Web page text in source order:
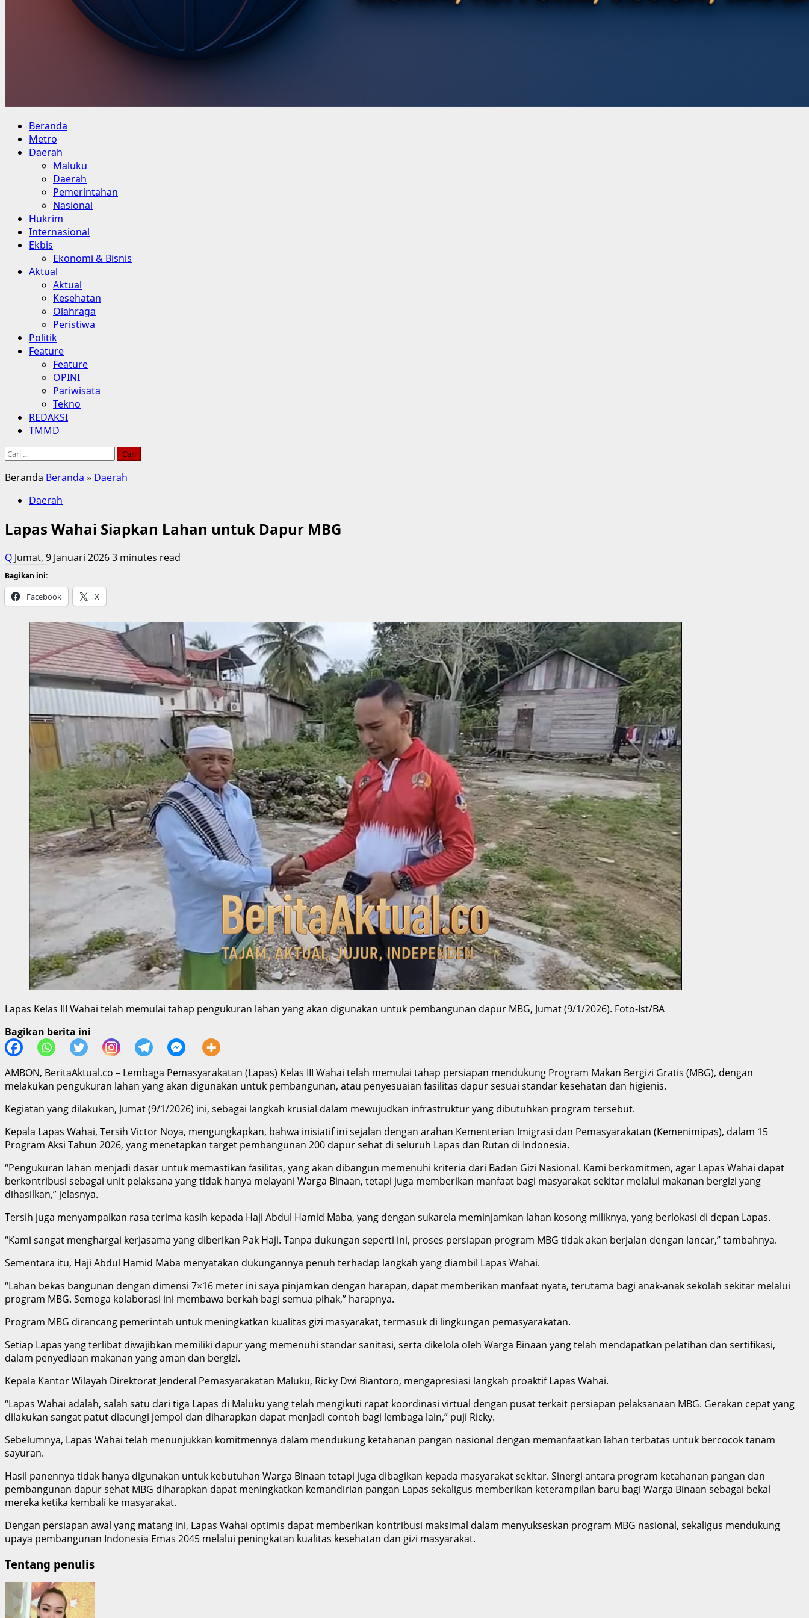
Primary
Menu
Beranda
Metro
Daerah
Maluku
Daerah
Pemerintahan
Nasional
Hukrim
Internasional
Ekbis
Ekonomi & Bisnis
Aktual
Aktual
Kesehatan
Olahraga
Peristiwa
Politik
Feature
Feature
OPINI
Pariwisata
Tekno
REDAKSI
TMMD
Cari
Beranda Beranda » Daerah
Daerah
Lapas Wahai Siapkan Lahan untuk Dapur MBG
Q Jumat, 9 Januari 20263 minutes read
Bagikan ini:
Facebook X
Lapas Kelas III Wahai telah memulai tahap pengukuran lahan yang akan digunakan untuk pembangunan dapur MBG, Jumat (9/1/2026). Foto-Ist/BA
Bagikan berita ini
AMBON, BeritaAktual.co – Lembaga Pemasyarakatan (Lapas) Kelas III Wahai telah memulai tahap persiapan mendukung Program Makan Bergizi Gratis (MBG), dengan
melakukan pengukuran lahan yang akan digunakan untuk pembangunan, atau penyesuaian fasilitas dapur sesuai standar kesehatan dan higienis.
Kegiatan yang dilakukan, Jumat (9/1/2026) ini, sebagai langkah krusial dalam mewujudkan infrastruktur yang dibutuhkan program tersebut.
Kepala Lapas Wahai, Tersih Victor Noya, mengungkapkan, bahwa inisiatif ini sejalan dengan arahan Kementerian Imigrasi dan Pemasyarakatan (Kemenimipas), dalam 15
Program Aksi Tahun 2026, yang menetapkan target pembangunan 200 dapur sehat di seluruh Lapas dan Rutan di Indonesia.
“Pengukuran lahan menjadi dasar untuk memastikan fasilitas, yang akan dibangun memenuhi kriteria dari Badan Gizi Nasional. Kami berkomitmen, agar Lapas Wahai dapat
berkontribusi sebagai unit pelaksana yang tidak hanya melayani Warga Binaan, tetapi juga memberikan manfaat bagi masyarakat sekitar melalui makanan bergizi yang
dihasilkan,” jelasnya.
Tersih juga menyampaikan rasa terima kasih kepada Haji Abdul Hamid Maba, yang dengan sukarela meminjamkan lahan kosong miliknya, yang berlokasi di depan Lapas.
“Kami sangat menghargai kerjasama yang diberikan Pak Haji. Tanpa dukungan seperti ini, proses persiapan program MBG tidak akan berjalan dengan lancar,” tambahnya.
Sementara itu, Haji Abdul Hamid Maba menyatakan dukungannya penuh terhadap langkah yang diambil Lapas Wahai.
“Lahan bekas bangunan dengan dimensi 7×16 meter ini saya pinjamkan dengan harapan, dapat memberikan manfaat nyata, terutama bagi anak-anak sekolah sekitar melalui
program MBG. Semoga kolaborasi ini membawa berkah bagi semua pihak,” harapnya.
Program MBG dirancang pemerintah untuk meningkatkan kualitas gizi masyarakat, termasuk di lingkungan pemasyarakatan.
Setiap Lapas yang terlibat diwajibkan memiliki dapur yang memenuhi standar sanitasi, serta dikelola oleh Warga Binaan yang telah mendapatkan pelatihan dan sertifikasi,
dalam penyediaan makanan yang aman dan bergizi.
Kepala Kantor Wilayah Direktorat Jenderal Pemasyarakatan Maluku, Ricky Dwi Biantoro, mengapresiasi langkah proaktif Lapas Wahai.
“Lapas Wahai adalah, salah satu dari tiga Lapas di Maluku yang telah mengikuti rapat koordinasi virtual dengan pusat terkait persiapan pelaksanaan MBG. Gerakan cepat yang
dilakukan sangat patut diacungi jempol dan diharapkan dapat menjadi contoh bagi lembaga lain,” puji Ricky.
Sebelumnya, Lapas Wahai telah menunjukkan komitmennya dalam mendukung ketahanan pangan nasional dengan memanfaatkan lahan terbatas untuk bercocok tanam
sayuran.
Hasil panennya tidak hanya digunakan untuk kebutuhan Warga Binaan tetapi juga dibagikan kepada masyarakat sekitar. Sinergi antara program ketahanan pangan dan
pembangunan dapur sehat MBG diharapkan dapat meningkatkan kemandirian pangan Lapas sekaligus memberikan keterampilan baru bagi Warga Binaan sebagai bekal
mereka ketika kembali ke masyarakat.
Dengan persiapan awal yang matang ini, Lapas Wahai optimis dapat memberikan kontribusi maksimal dalam menyukseskan program MBG nasional, sekaligus mendukung
upaya pembangunan Indonesia Emas 2045 melalui peningkatan kualitas kesehatan dan gizi masyarakat.
Tentang penulis